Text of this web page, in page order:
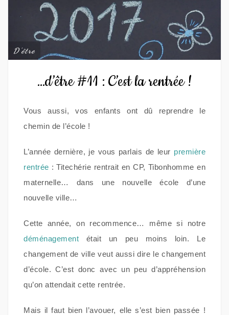
D'être
…d’être #11 : C’est la rentrée !
Vous aussi, vos enfants ont dû reprendre le
chemin de l’école !
L’année dernière, je vous parlais de leur première
rentrée : Titechérie rentrait en CP, Tibonhomme en
maternelle… dans une nouvelle école d’une
nouvelle ville…
Cette année, on recommence… même si notre
déménagement était un peu moins loin. Le
changement de ville veut aussi dire le changement
d’école. C’est donc avec un peu d’appréhension
qu’on attendait cette rentrée.
Mais il faut bien l’avouer, elle s’est bien passée !